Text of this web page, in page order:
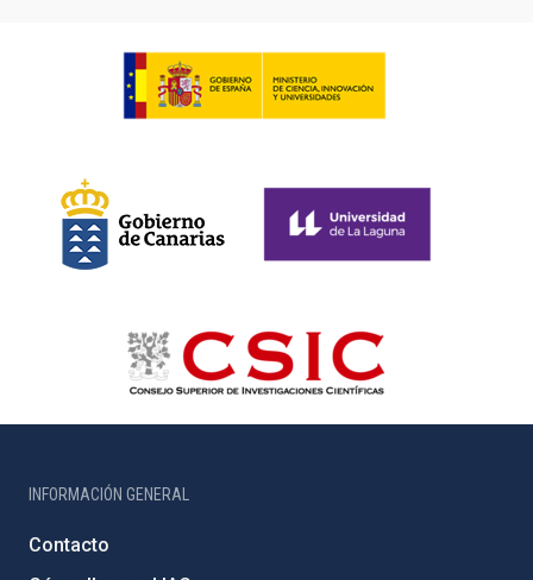
INFORMACIÓN GENERAL
Contacto